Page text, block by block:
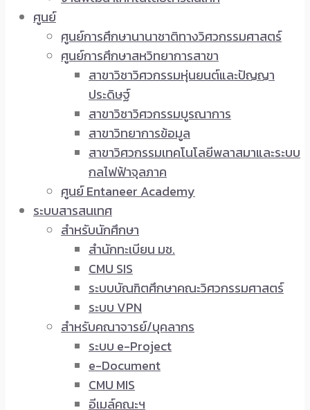
ศูนย์
ศูนย์การศึกษานานาชาติทางวิศวกรรมศาสตร์
ศูนย์การศึกษาสหวิทยาการสาขา
สาขาวิชาวิศวกรรมหุ่นยนต์และปัญญา
ประดิษฐ์
สาขาวิชาวิศวกรรมบูรณาการ
สาขาวิทยาการข้อมูล
สาขาวิศวกรรมเทคโนโลยีพลาสมาและระบบ
กลไฟฟ้าจุลภาค
ศูนย์ Entaneer Academy
ระบบสารสนเทศ
สำหรับนักศึกษา
สำนักทะเบียน มช.
CMU SIS
ระบบบัณฑิตศึกษาคณะวิศวกรรมศาสตร์
ระบบ VPN
สำหรับคณาจารย์/บุคลากร
ระบบ e-Project
e-Document
CMU MIS
อีเมล์คณะฯ